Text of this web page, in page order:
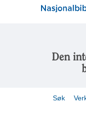
Den
Søk